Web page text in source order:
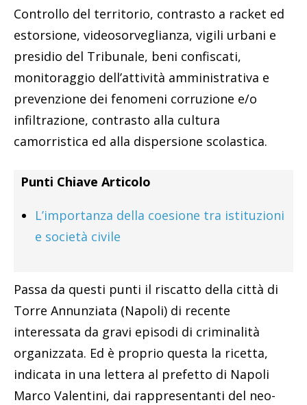
Controllo del territorio, contrasto a racket ed
estorsione, videosorveglianza, vigili urbani e
presidio del Tribunale, beni confiscati,
monitoraggio dell’attività amministrativa e
prevenzione dei fenomeni corruzione e/o
infiltrazione, contrasto alla cultura
camorristica ed alla dispersione scolastica.
Punti Chiave Articolo
L’importanza della coesione tra istituzioni
e società civile
Passa da questi punti il riscatto della città di
Torre Annunziata (Napoli) di recente
interessata da gravi episodi di criminalità
organizzata. Ed è proprio questa la ricetta,
indicata in una lettera al prefetto di Napoli
Marco Valentini, dai rappresentanti del neo-